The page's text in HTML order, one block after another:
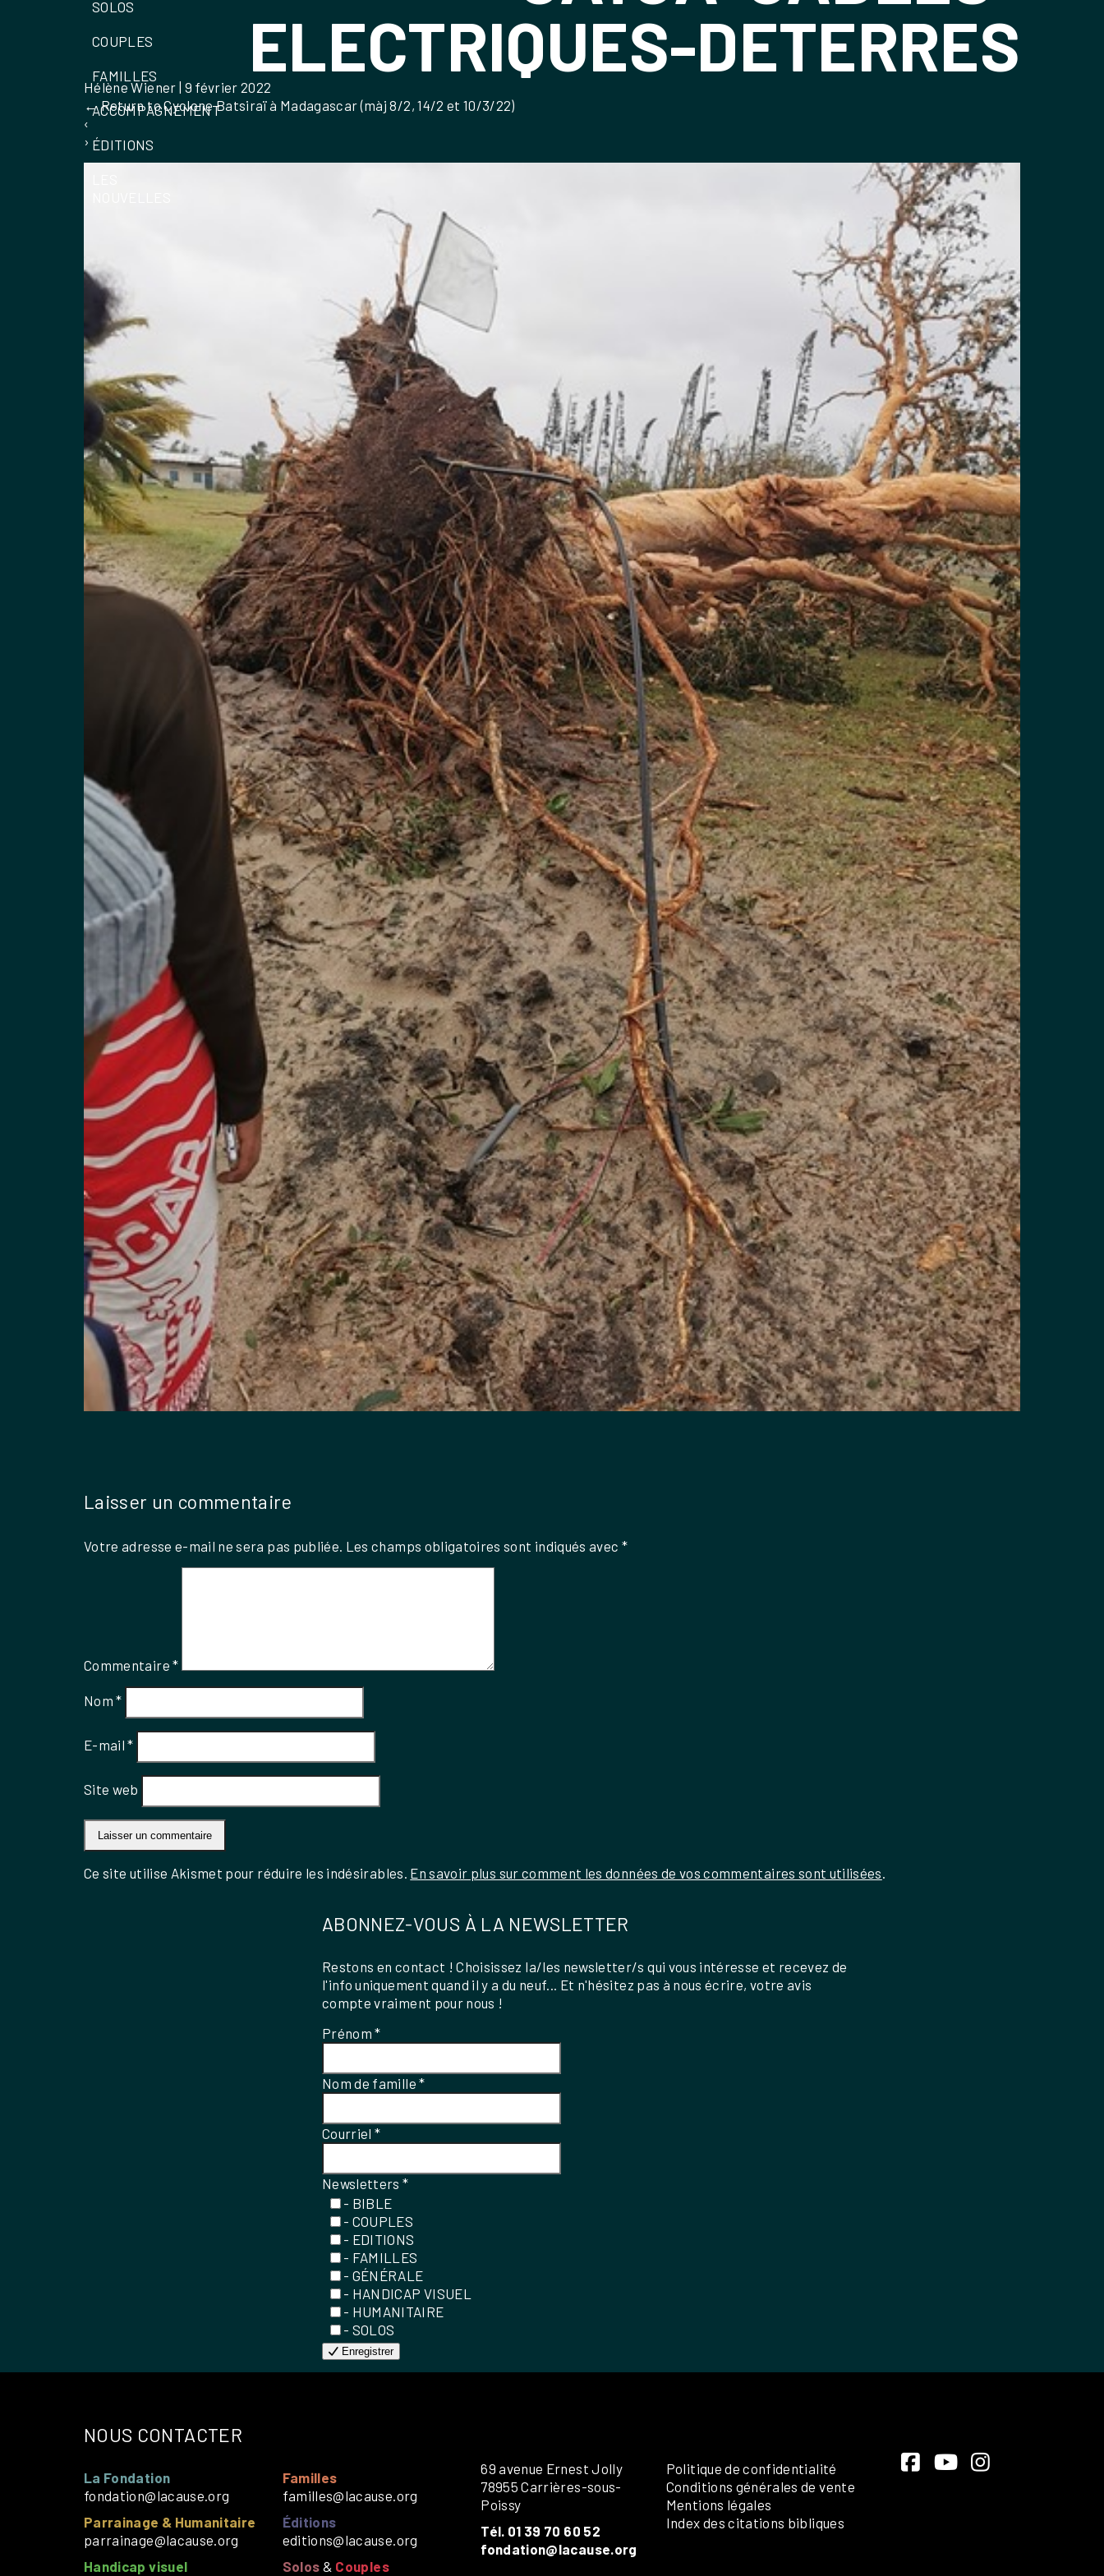
SOLOS
COUPLES
FAMILLES
ACCOMPAGNEMENT
ÉDITIONS
ELECTRIQUES-DETERRES
Hélène Wiener 9 février 2022
←Return to Cyclone Batsiraï à Madagascar (màj 8/2, 14/2 et 10/3/22)
‹
›
Laisser un commentaire
Votre adresse e-mail ne sera pas publiée. Les champs obligatoires sont indiqués avec *
Commentaire*
Nom*
E-mail*
Site web
Ce site utilise Akismet pour réduire les indésirables. En savoir plus sur comment les données de vos commentaires sont utilisées.
ABONNEZ-VOUS À LA NEWSLETTER
Restons en contact ! Choisissez la/les newsletter/s qui vous intéresse et recevez de
l'info uniquement quand il y a du neuf... Et n'hésitez pas à nous écrire, votre avis
compte vraiment pour nous !
Prénom*
Nom de famille*
Courriel*
Newsletters*
- BIBLE
- COUPLES
- EDITIONS
- FAMILLES
- GÉNÉRALE
- HANDICAP VISUEL
- HUMANITAIRE
- SOLOS
Enregistrer
NOUS CONTACTER
La Fondation
fondation@lacause.org
Parrainage & Humanitaire
parrainage@lacause.org
Handicap visuel
Familles
familles@lacause.org
Éditions
editions@lacause.org
Solos & Couples
69 avenue Ernest Jolly
78955 Carrières-sous-
Poissy
Tél. 01 39 70 60 52
fondation@lacause.org
Politique de confidentialité
Conditions générales de vente
Mentions légales
Index des citations bibliques